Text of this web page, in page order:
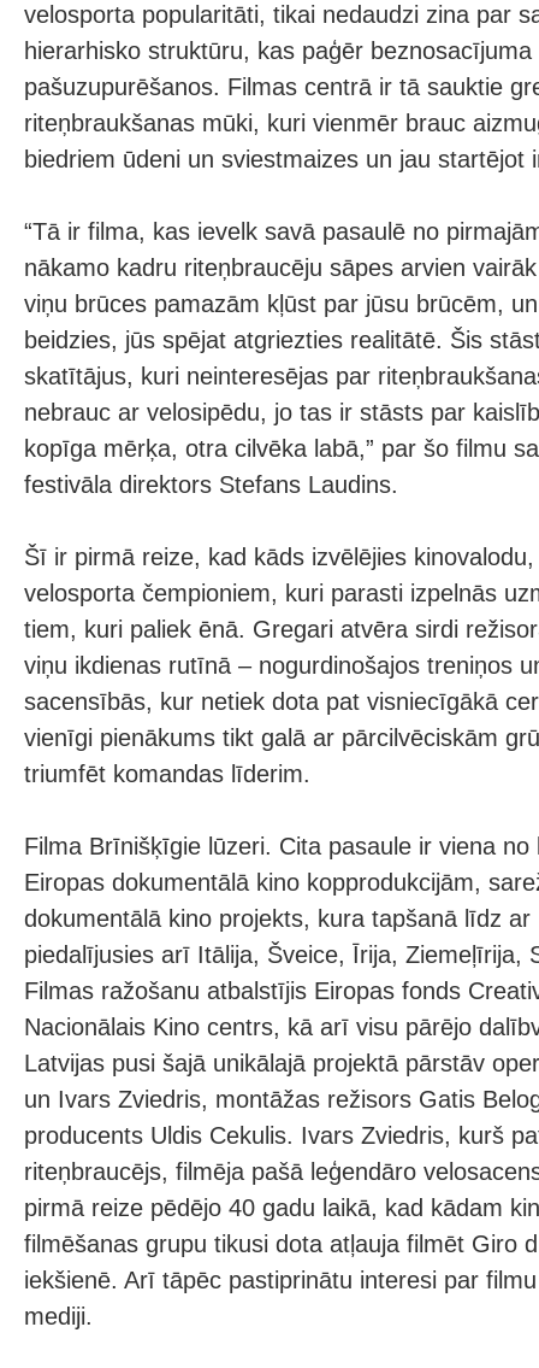
velosporta popularitāti, tikai nedaudzi zina par
hierarhisko struktūru, kas paģēr
pašuzupurēšanos. Filmas centrā ir tā sauktie
riteņbraukšanas mūki, kuri vienmēr brauc
biedriem ūdeni un sviestmaizes un jau startējot
“Tā ir filma, kas ievelk savā pasaulē no
nākamo kadru riteņbraucēju sāpes arvien
viņu brūces pamazām kļūst par jūsu brūcēm,
beidzies, jūs spējat atgriezties realitātē. Šis
skatītājus, kuri neinteresējas par
nebrauc ar velosipēdu, jo tas ir stāsts par
kopīga mērķa, otra cilvēka labā,” par šo filmu
festivāla direktors Stefans Laudins.
Šī ir pirmā reize, kad kāds izvēlējies
velosporta čempioniem, kuri parasti izpelnās
tiem, kuri paliek ēnā. Gregari atvēra sirdi
viņu ikdienas rutīnā – nogurdinošajos treniņos
sacensībās, kur netiek dota pat visniecīgākā
vienīgi pienākums tikt galā ar pārcilvēciskām
triumfēt komandas līderim.
Filma Brīnišķīgie lūzeri. Cita pasaule ir viena no
Eiropas dokumentālā kino kopprodukcijām,
dokumentālā kino projekts, kura tapšanā līdz ar
piedalījusies arī Itālija, Šveice, Īrija, Ziemeļīrija,
Filmas ražošanu atbalstījis Eiropas fonds
Nacionālais Kino centrs, kā arī visu pārējo
Latvijas pusi šajā unikālajā projektā pārstāv
un Ivars Zviedris, montāžas režisors Gatis
producents Uldis Cekulis. Ivars Zviedris, kurš
riteņbraucējs, filmēja pašā leģendāro
pirmā reize pēdējo 40 gadu laikā, kad kādam
filmēšanas grupu tikusi dota atļauja filmēt Giro
iekšienē. Arī tāpēc pastiprinātu interesi par
mediji.